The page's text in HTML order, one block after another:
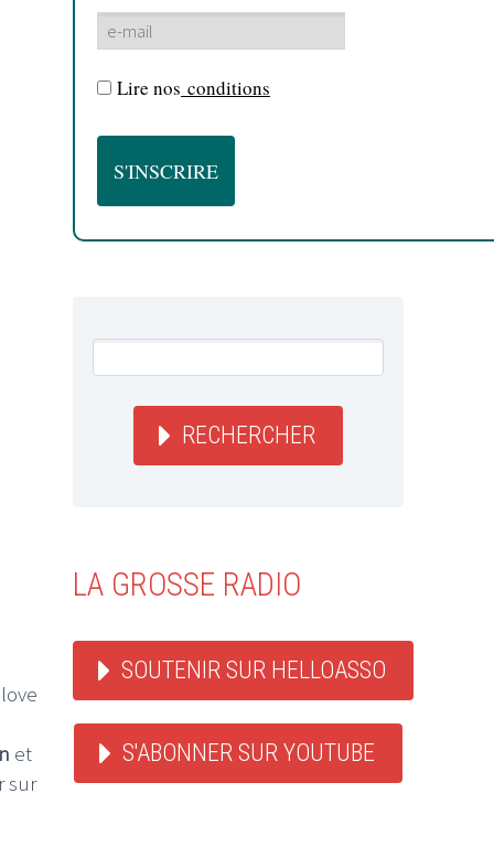
et
sur
Lire nos conditions
RECHERCHER
LA GROSSE RADIO
SOUTENIR SUR HELLOASSO
S'ABONNER SUR YOUTUBE